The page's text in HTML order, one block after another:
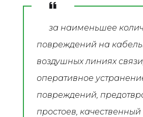
за наименьшее
повреждений на
воздушных линиях
оперативное
повреждений,
простоев,